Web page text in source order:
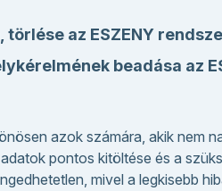
az ESZENY
beadása az
azok számára, akik nem
pontos kitöltése és a
mivel a legkisebb